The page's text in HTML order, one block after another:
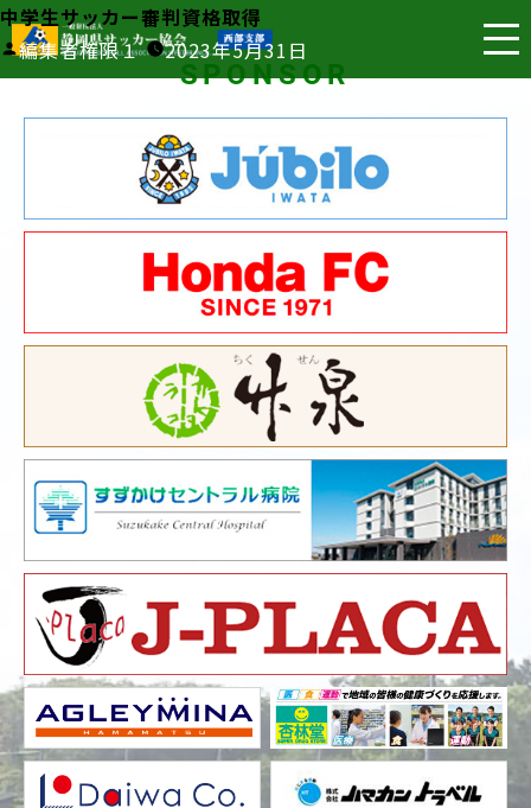
中学生サッカー審判資格取得
投
稿
者:
編集者権限１ 2023年5月31日
SPONSOR